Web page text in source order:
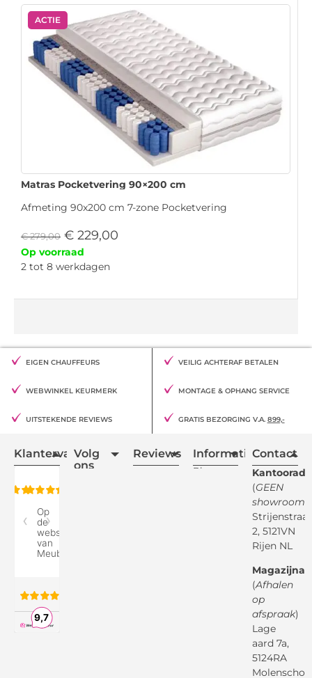
ACTIE
Matras Pocketvering 90×200 cm
Afmeting 90x200 cm 7-zone Pocketvering
€279,00 € 229,00
Op voorraad
2 tot 8 werkdagen
EIGEN CHAUFFEURS VEILIG ACHTERAF BETALEN
WEBWINKEL KEURMERK MONTAGE & OPHANG SERVICE
UITSTEKENDE REVIEWS GRATIS BEZORGING V.A. 899,-
Klantervaring
Volg
ons
Reviews Informatie
Blogs
Retourvoorwaarden
Betaalmethodes
Montageservice
Garantievoorwaarden
Contact
(GEEN
showroom
Strijenstraat
2, 5121VN
Rijen NL
(Afhalen
op
afspraak)
Lage
aard 7a,
5124RA
Molenschot